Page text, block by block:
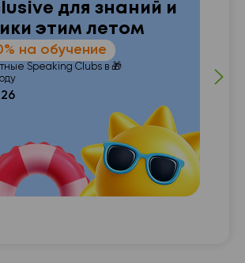
для знаний и
этим летом
на обучение
Speaking Clubs в 🎁